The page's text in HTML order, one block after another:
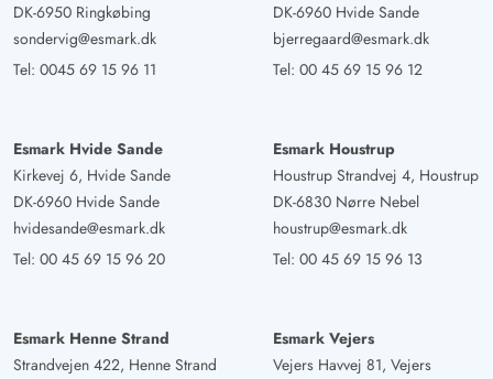
DK-6950 Ringkøbing
sondervig@esmark.dk
Tel: 0045 69 15 96 11
DK-6960 Hvide Sande
bjerregaard@esmark.dk
Tel: 00 45 69 15 96 12
Esmark Hvide Sande
Kirkevej 6, Hvide Sande
DK-6960 Hvide Sande
hvidesande@esmark.dk
Tel: 00 45 69 15 96 20
Esmark Houstrup
Houstrup Strandvej 4, Houstrup
DK-6830 Nørre Nebel
houstrup@esmark.dk
Tel: 00 45 69 15 96 13
Esmark Henne Strand
Strandvejen 422, Henne Strand
Esmark Vejers
Vejers Havvej 81, Vejers